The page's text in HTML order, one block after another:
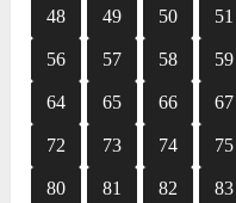
48 49 50 51
56 57 58 59
64 65 66 67
72 73 74 75
80 81 82 83